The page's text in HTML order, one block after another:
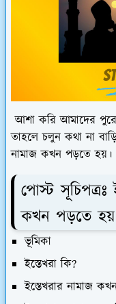
আশা করি আমাদের
তাহলে চলুন কথা না
নামাজ কখন পড়তে হয়।
পোস্ট সূচিপত্রঃ
কখন পড়তে হয়
ভূমিকা
ইস্তেখরা কি?
ইস্তেখরার নামাজ